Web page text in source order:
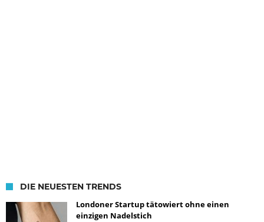
DIE NEUESTEN TRENDS
Londoner Startup tätowiert ohne einen
einzigen Nadelstich